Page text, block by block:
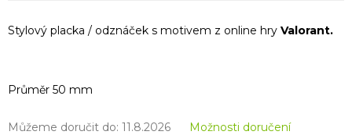
Můžeme doručit do: 11.8.2026 Možnosti doručení
Stylový placka / odznáček s motivem z online hry Valorant.
Průměr 50 mm